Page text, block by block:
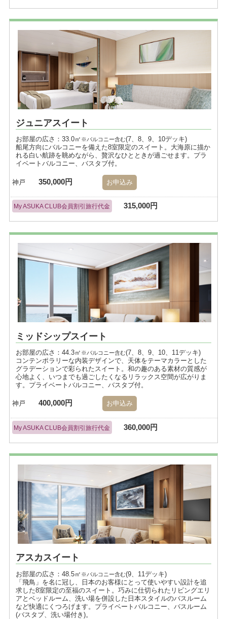
ジュニアスイート
お部屋の広さ：33.0㎡ ※バルコニー含む(7、8、9、10デッキ)
船尾方向にバルコニーを備えた8室限定のスイート。大海原に描か
れる白い航跡を眺めながら、贅沢なひとときが過ごせます。プラ
イベートバルコニー、バスタブ付。
神戸 350,000円 お申込み
My ASUKA CLUB会員割引旅行代金 315,000円
ミッドシップスイート
お部屋の広さ：44.3㎡ ※バルコニー含む(7、8、9、10、11デッキ)
コンテンポラリーな内装デザインで、天体をテーマカラーとした
グラデーションで彩られたスイート。和の趣のある素材の質感が
心地よく、いつまでも過ごしたくなるリラックス空間が広がりま
す。プライベートバルコニー、バスタブ付。
神戸 400,000円 お申込み
My ASUKA CLUB会員割引旅行代金 360,000円
アスカスイート
お部屋の広さ：48.5㎡ ※バルコニー含む(9、11デッキ)
「飛鳥」を名に冠し、日本のお客様にとって使いやすい設計を追
求した8室限定の至福のスイート。巧みに仕切られたリビングエリ
アとベッドルーム、洗い場を併設した日本スタイルのバスルーム
など快適にくつろげます。プライベートバルコニー、バスルーム
(バスタブ、洗い場付き)。